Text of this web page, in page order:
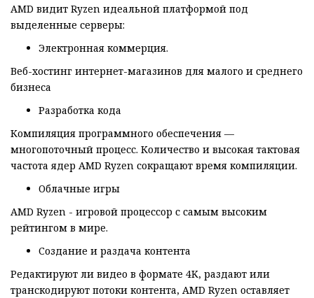
AMD видит Ryzen идеальной платформой под
выделенные серверы:
Электронная коммерция.
Веб-хостинг интернет-магазинов для малого и среднего
бизнеса
Разработка кода
Компиляция программного обеспечения —
многопоточный процесс. Количество и высокая тактовая
частота ядер AMD Ryzen сокращают время компиляции.
Облачные игры
AMD Ryzen - игровой процессор с самым высоким
рейтингом в мире.
Создание и раздача контента
Редактируют ли видео в формате 4K, раздают или
транскодируют потоки контента, AMD Ryzen оставляет